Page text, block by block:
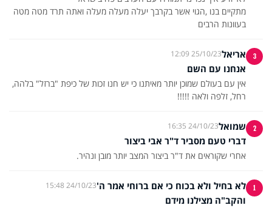
מתקיים בנו ,הגוי אשר בקרבך יעלה מעלה מעלה ואתה תרד מטה מטה
בעוונות הרבים
3 אריאל25/10/23 12:09
אנחנו עם השם
אין עם בעולם שמוכן יותר מאיתנו כי יש חנו זכות של כיפת "ברזל" בלהה,
רחל, זלפה ולאה !!!!!
2 שמואל24/10/23 16:35
דברי טעם מסביר ד"ר אבי ביצור
אחרי שקוראים את ד"ר ביצור המצב יותר מובן ונהיר.
1 לא בחיל ולא בכוח כי אם ברוחי אמר ה'24/10/23 15:48
והקב"ה מצילנו מידם